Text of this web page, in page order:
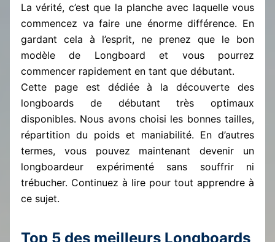
La vérité, c’est que la planche avec laquelle vous
commencez va faire une énorme différence. En
gardant cela à l’esprit, ne prenez que le bon
modèle de Longboard et vous pourrez
commencer rapidement en tant que débutant.
Cette page est dédiée à la découverte des
longboards de débutant très optimaux
disponibles. Nous avons choisi les bonnes tailles,
répartition du poids et maniabilité. En d’autres
termes, vous pouvez maintenant devenir un
longboardeur expérimenté sans souffrir ni
trébucher. Continuez à lire pour tout apprendre à
ce sujet.
Top 5 des meilleurs Longboards